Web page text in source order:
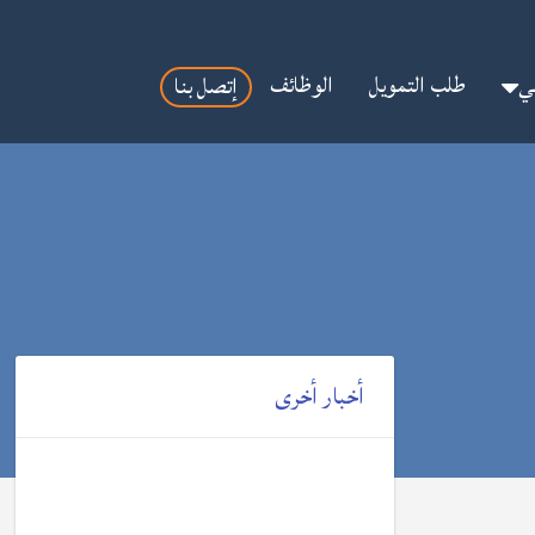
طلب التمويل الوظائف إتصل بنا
أخبار أخرى